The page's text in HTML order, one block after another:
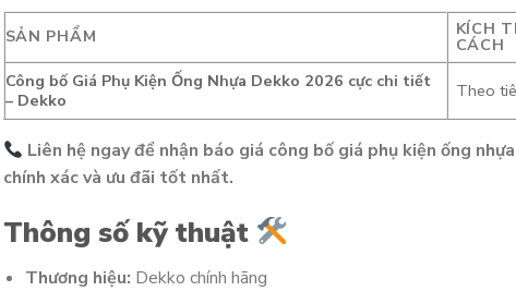
SẢN PHẨM KÍCH
CÁCH
Công bố Giá Phụ Kiện Ống Nhựa Dekko 2026 cực chi tiết
– Dekko
Theo
Liên hệ ngay để nhận báo giá công bố giá phụ kiện ống
chính xác và ưu đãi tốt nhất.
Thông số kỹ thuật
Thương hiệu: Dekko chính hãng